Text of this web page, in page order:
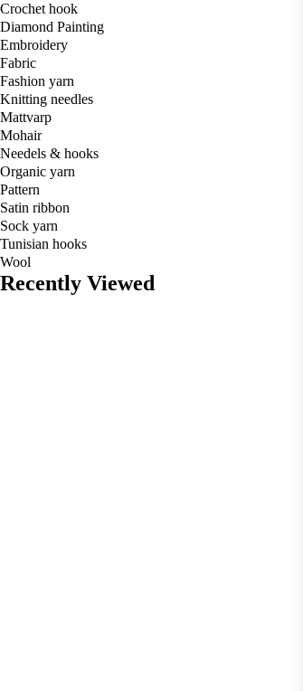
Crochet hook
Diamond Painting
Embroidery
Fabric
Fashion yarn
Knitting needles
Mattvarp
Mohair
Needels & hooks
Organic yarn
Pattern
Satin ribbon
Sock yarn
Tunisian hooks
Wool
Recently Viewed